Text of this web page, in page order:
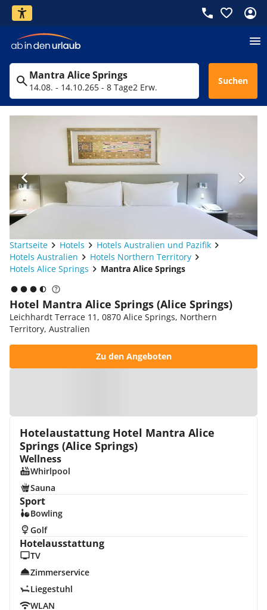
Mantra Alice Springs
14.08. - 14.10.265 - 8 Tage2 Erw.
Suchen
Startseite Hotels
Hotels Australien und Pazifik
Hotels Australien
Hotels Northern Territory
Hotels Alice Springs
Mantra Alice Springs
Hotel Mantra Alice Springs (Alice Springs)
Leichhardt Terrace 11, 0870 Alice Springs, Northern
Territory, Australien
Zu den Angeboten
Hotelaustattung Hotel Mantra Alice
Springs (Alice Springs)
Wellness
Whirlpool
Sauna
Sport
Bowling
Golf
Hotelausstattung
TV
Zimmerservice
Liegestuhl
WLAN